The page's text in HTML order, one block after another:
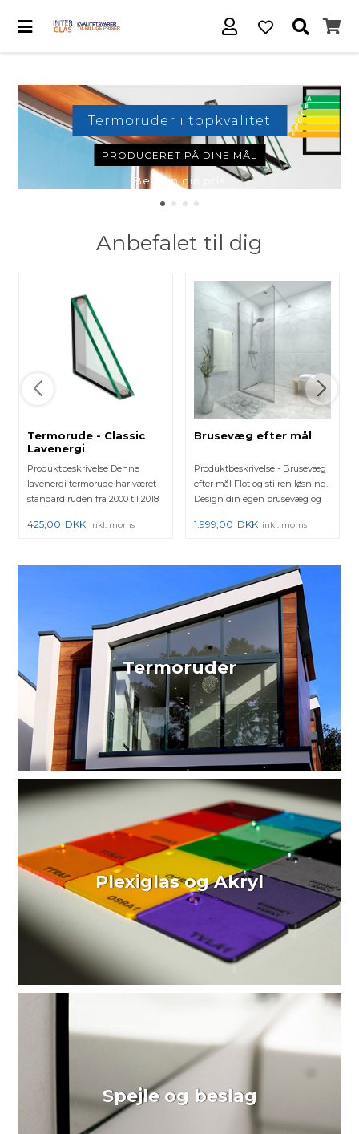
Termoruder i topkvalitet
PRODUCERET PÅ DINE MÅL
Beregn din pris
Anbefalet til dig
Termorude - Classic
Lavenergi
Produktbeskrivelse Denne
lavenergi termorude har været
standard ruden fra 2000 til 2018
425,00 DKK inkl. moms
Brusevæg efter mål
Produktbeskrivelse - Brusevæg
efter mål Flot og stilren løsning.
Design din egen brusevæg og
1.999,00 DKK inkl. moms
Termoruder
Plexiglas og Akryl
Spejle og beslag